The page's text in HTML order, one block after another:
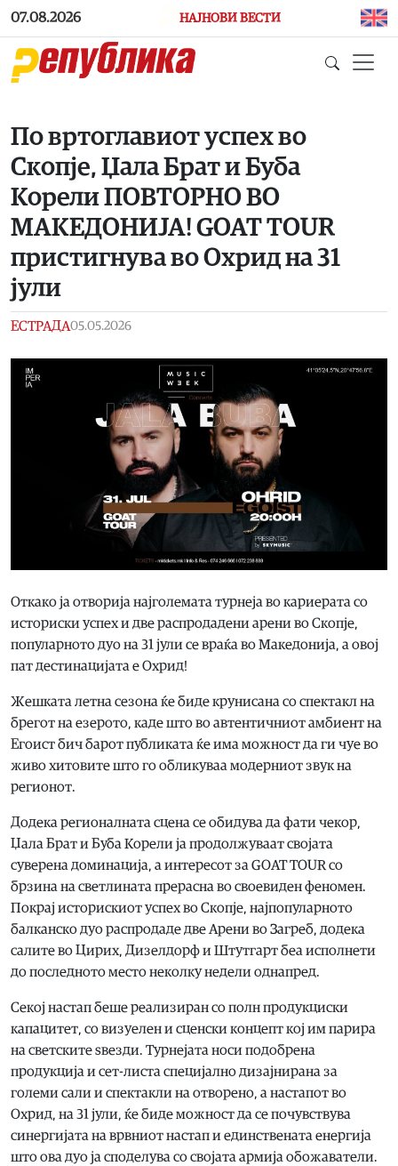
Skip to main content
07.08.2026 НАЈНОВИ ВЕСТИ
По вртоглавиот успех во
Скопје, Џала Брат и Буба
Корели ПОВТОРНО ВО
МАКЕДОНИЈА! GOAT TOUR
пристигнува во Охрид на 31
јули
ЕСТРАДА05.05.2026
Откако ја отворија најголемата турнеја во кариерата со
историски успех и две распродадени арени во Скопје,
популарното дуо на 31 јули се враќа во Македонија, а овој
пат дестинацијата е Охрид!
Жешката летна сезона ќе биде крунисана со спектакл на
брегот на езерото, каде што во автентичниот амбиент на
Егоист бич барот публиката ќе има можност да ги чуе во
живо хитовите што го обликуваа модерниот звук на
регионот.
Додека регионалната сцена се обидува да фати чекор,
Џала Брат и Буба Корели ја продолжуваат својата
суверена доминација, а интересот за GOAT TOUR со
брзина на светлината прерасна во своевиден феномен.
Покрај историскиот успех во Скопје, најпопуларното
балканско дуо распродаде две Арени во Загреб, додека
салите во Цирих, Дизелдорф и Штутгарт беа исполнети
до последното место неколку недели однапред.
Секој настап беше реализиран со полн продукциски
капацитет, со визуелен и сценски концепт кој им парира
на светските ѕвезди. Турнејата носи подобрена
продукција и сет-листа специјално дизајнирана за
големи сали и спектакли на отворено, а настапот во
Охрид, на 31 јули, ќе биде можност да се почувствува
синергијата на врвниот настап и единствената енергија
што ова дуо ја споделува со својата армија обожаватели.